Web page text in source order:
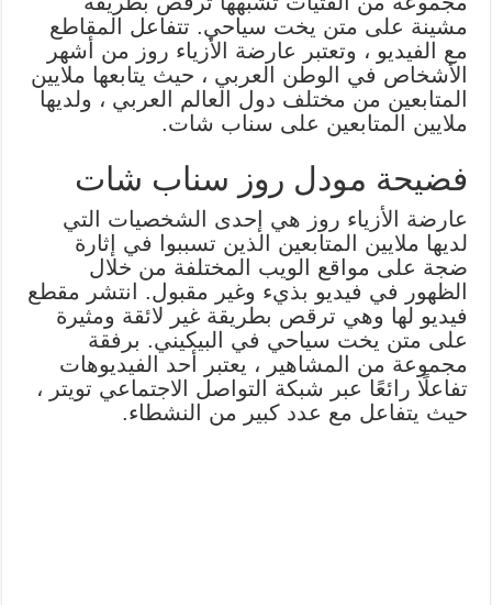
مشينة على متن يخت سياحي. تتفاعل المقاطع
مع الفيديو ، وتعتبر عارضة الأزياء روز من أشهر
الأشخاص في الوطن العربي ، حيث يتابعها ملايين
المتابعين من مختلف دول العالم العربي ، ولديها
ملايين المتابعين على سناب شات.
فضيحة مودل روز سناب شات
عارضة الأزياء روز هي إحدى الشخصيات التي
لديها ملايين المتابعين الذين تسببوا في إثارة
ضجة على مواقع الويب المختلفة من خلال
الظهور في فيديو بذيء وغير مقبول. انتشر مقطع
فيديو لها وهي ترقص بطريقة غير لائقة ومثيرة
على متن يخت سياحي في البيكيني. برفقة
مجموعة من المشاهير ، يعتبر أحد الفيديوهات
تفاعلًا رائعًا عبر شبكة التواصل الاجتماعي تويتر ،
حيث يتفاعل مع عدد كبير من النشطاء.